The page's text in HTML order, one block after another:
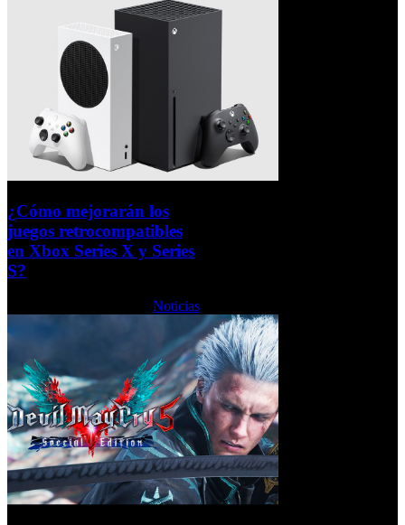
¿Cómo mejorarán los
juegos retrocompatibles
en Xbox Series X y Series
S?
Noticias